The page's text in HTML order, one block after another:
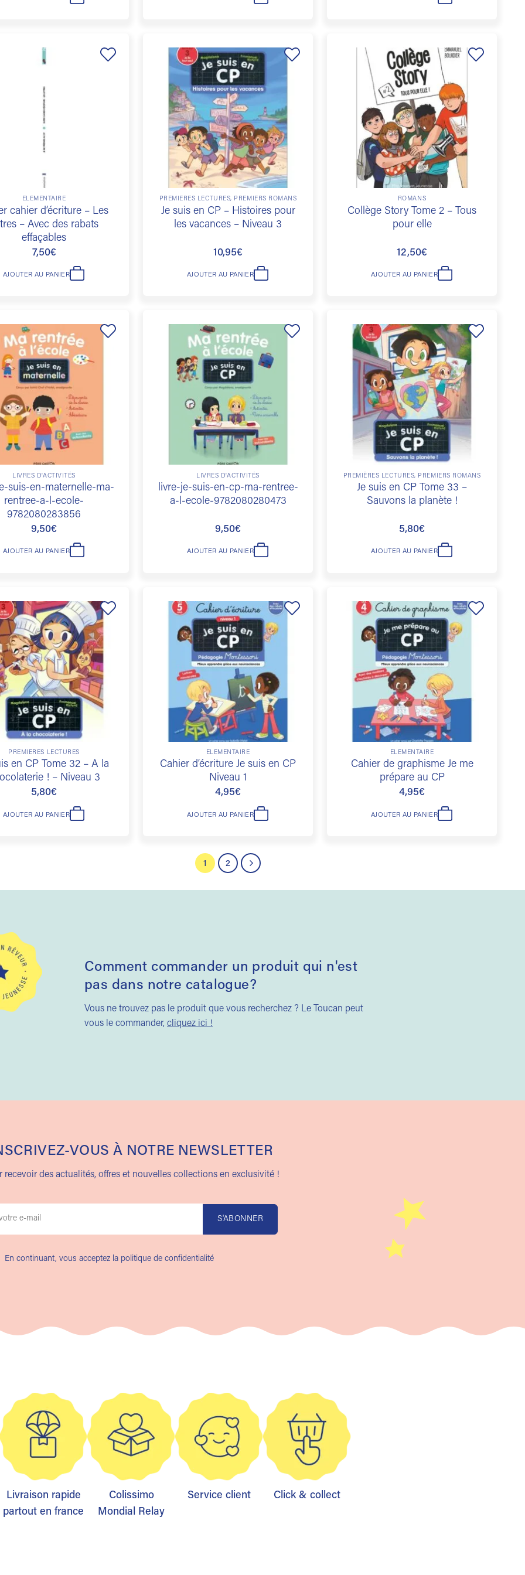
ÉLÉMENTAIRE
cahier d’écriture – Les
– Avec des rabats
effaçables
7,50€
AJOUTER AU PANIER
PREMIÈRES LECTURES, PREMIERS ROMANS
Je suis en CP – Histoires pour
les vacances – Niveau 3
10,95€
AJOUTER AU PANIER
souhaits
ROMANS
Collège Story Tome 2 – Tous
pour elle
12,50€
AJOUTER AU PANIER
LIVRES D'ACTIVITÉS
suis-en-maternelle-ma-
rentree-a-l-ecole-
9782080283856
9,50€
AJOUTER AU PANIER
LIVRES D'ACTIVITÉS
livre-je-suis-en-cp-ma-rentree-
a-l-ecole-9782080280473
9,50€
AJOUTER AU PANIER
Ajouter
liste de
souhaits
PREMIÈRES LECTURES, PREMIERS ROMANS
Je suis en CP Tome 33 –
Sauvons la planète !
5,80€
AJOUTER AU PANIER
Ajouter
liste de
souhaits
PREMIÈRES LECTURES
en CP Tome 32 – A la
! – Niveau 3
5,80€
AJOUTER AU PANIER
ÉLÉMENTAIRE
Cahier d’écriture Je suis en CP
Niveau 1
4,95€
AJOUTER AU PANIER
ÉLÉMENTAIRE
Cahier de graphisme Je me
prépare au CP
4,95€
AJOUTER AU PANIER
1 2
Comment commander un produit qui n'est
pas dans notre catalogue?
Vous ne trouvez pas le produit que vous recherchez ? Le Toucan peut
vous le commander, cliquez ici !
VOUS À NOTRE NEWSLETTER
recevoir des actualités, offres et nouvelles collections en exclusivité !
En continuant, vous acceptez la politique de confidentialité
Livraison rapide
partout en france
Colissimo
Mondial Relay
Service client Click & collect